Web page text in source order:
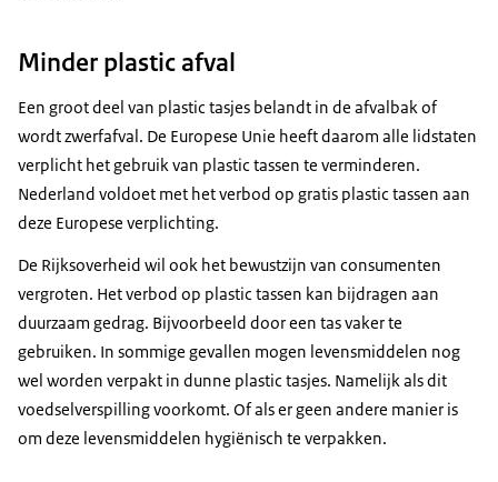
Minder plastic afval
Een groot deel van plastic tasjes belandt in de afvalbak of
wordt zwerfafval. De Europese Unie heeft daarom alle lidstaten
verplicht het gebruik van plastic tassen te verminderen.
Nederland voldoet met het verbod op gratis plastic tassen aan
deze Europese verplichting.
De Rijksoverheid wil ook het bewustzijn van consumenten
vergroten. Het verbod op plastic tassen kan bijdragen aan
duurzaam gedrag. Bijvoorbeeld door een tas vaker te
gebruiken. In sommige gevallen mogen levensmiddelen nog
wel worden verpakt in dunne plastic tasjes. Namelijk als dit
voedselverspilling voorkomt. Of als er geen andere manier is
om deze levensmiddelen hygiënisch te verpakken.